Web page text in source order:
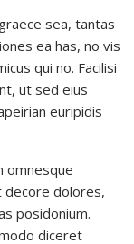
sea, tantas
ea has, no vis
qui no. Facilisi
ut sed eius
euripidis
omnesque
decore dolores,
posidonium.
diceret